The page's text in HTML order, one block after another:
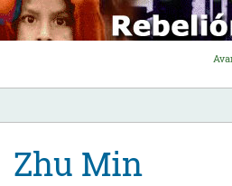
Skip
to
content
Zhu Min